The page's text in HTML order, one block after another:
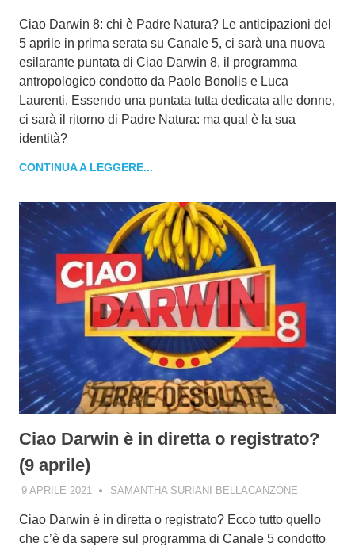
Ciao Darwin 8: chi è Padre Natura? Le anticipazioni del
5 aprile in prima serata su Canale 5, ci sarà una nuova
esilarante puntata di Ciao Darwin 8, il programma
antropologico condotto da Paolo Bonolis e Luca
Laurenti. Essendo una puntata tutta dedicata alle donne,
ci sarà il ritorno di Padre Natura: ma qual è la sua
identità?
CONTINUA A LEGGERE...
Ciao Darwin è in diretta o registrato?
(9 aprile)
9 APRILE 2021 SAMANTHA SURIANI BELLACANZONE
Ciao Darwin è in diretta o registrato? Ecco tutto quello
che c’è da sapere sul programma di Canale 5 condotto